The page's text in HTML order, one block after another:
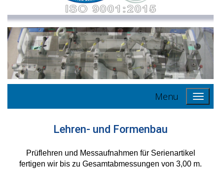
Menu
Lehren- und Formenbau
Prüflehren und Messaufnahmen für Serienartikel
fertigen wir bis zu Gesamtabmessungen von 3,00 m.